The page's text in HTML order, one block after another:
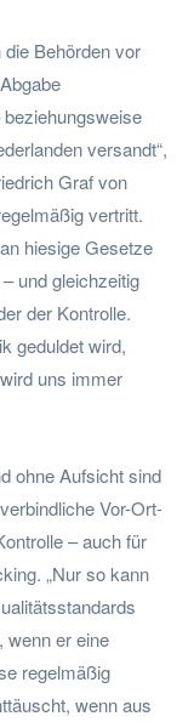
Behörden vor
versandt“,
Graf von
vertritt.
hiesige Gesetze
und gleichzeitig
der Kontrolle.
geduldet wird,
uns immer
ohne Aufsicht sind
Vor-Ort-
– auch für
„Nur so kann
wenn er eine
regelmäßig
wenn aus